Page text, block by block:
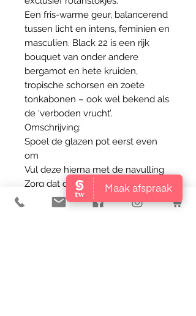
Een fris-warme geur, balancerend
tussen licht en intens, feminien en
masculien. Black 22 is een rijk
bouquet van onder andere
bergamot en hete kruiden,
tropische schorsen en zoete
tonkabonen – ook wel bekend als
de ‘verboden vrucht’.
Omschrijving:
Spoel de glazen pot eerst even
om
Vul deze hierna met de navulling
Zorg dat de houten stokjes uit
elkaar staan zodat het parfum zich